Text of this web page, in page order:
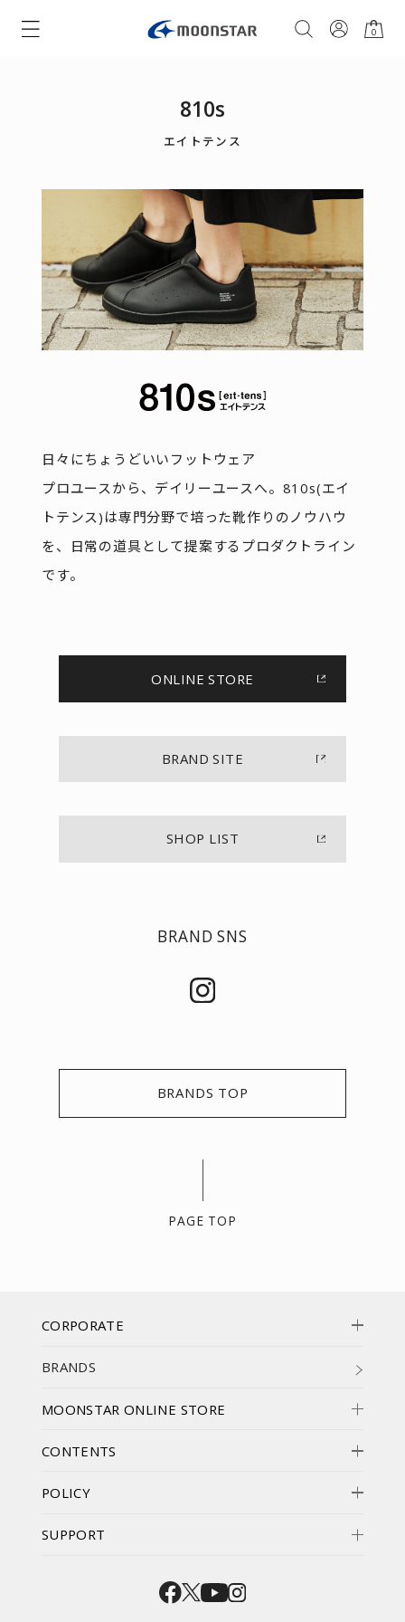
0
810s
エイトテンス
日々にちょうどいいフットウェア
プロユースから、デイリーユースへ。810s(エイ
トテンス)は専門分野で培った靴作りのノウハウ
を、日常の道具として提案するプロダクトライン
です。
ONLINE STORE
BRAND SITE
SHOP LIST
BRAND SNS
BRANDS TOP
PAGE TOP
CORPORATE
BRANDS
MOONSTAR ONLINE STORE
CONTENTS
POLICY
SUPPORT